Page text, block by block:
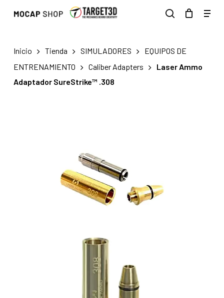
Menu
Inicio Tienda SIMULADORES
EQUIPOS DE
ENTRENAMIENTO
Caliber Adapters
Laser Ammo
Adaptador SureStrike™ .308